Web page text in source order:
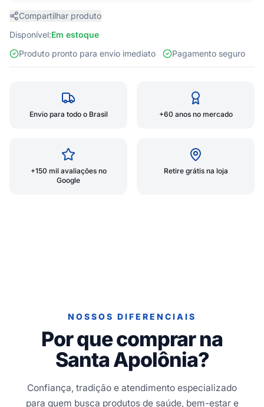
Compartilhar produto
Disponível:Em estoque
Produto pronto para envio imediato
Pagamento seguro
Envio para todo o Brasil +60 anos no mercado
+150 mil avaliações no
Google
Retire grátis na loja
NOSSOS DIFERENCIAIS
Por que comprar na
Santa Apolônia?
Confiança, tradição e atendimento especializado
para quem busca produtos de saúde, bem-estar e